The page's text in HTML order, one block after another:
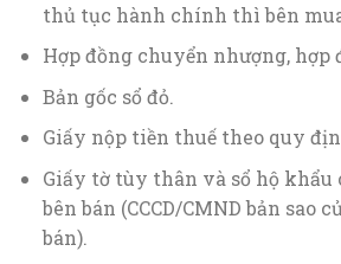
thủ tục hành chính thì bên
Hợp đồng chuyển nhượng, hợp
Bản gốc sổ đỏ.
Giấy nộp tiền thuế theo quy
Giấy tờ tùy thân và sổ hộ khẩu
bên bán (CCCD/CMND bản sao
bán).